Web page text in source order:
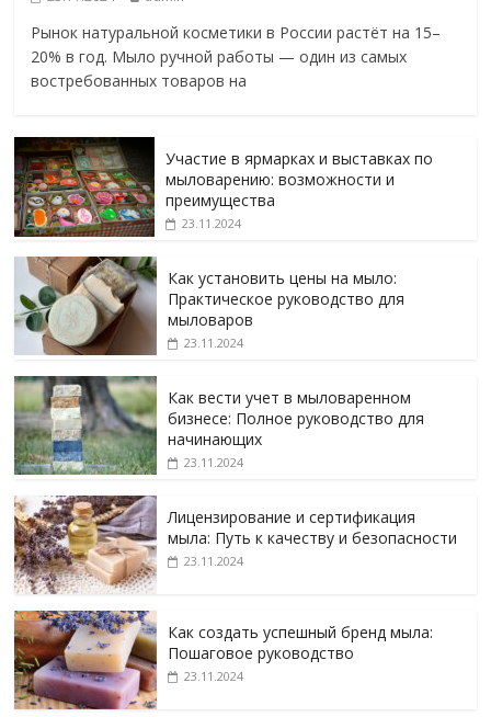
Рынок натуральной косметики в России растёт на 15–
20% в год. Мыло ручной работы — один из самых
востребованных товаров на
Участие в ярмарках и выставках по
мыловарению: возможности и
преимущества
23.11.2024
Как установить цены на мыло:
Практическое руководство для
мыловаров
23.11.2024
Как вести учет в мыловаренном
бизнесе: Полное руководство для
начинающих
23.11.2024
Лицензирование и сертификация
мыла: Путь к качеству и безопасности
23.11.2024
Как создать успешный бренд мыла:
Пошаговое руководство
23.11.2024